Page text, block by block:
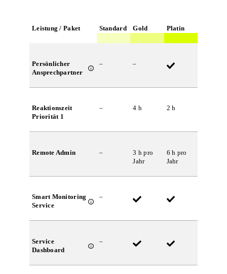
Leistung / Paket Standard Gold Platin
Persönlicher
Ansprechpartner
– –
Reaktionszeit
Priorität 1
– 4 h 2 h
Remote Admin –
3 h pro
Jahr
6 h pro
Jahr
Smart Monitoring
Service
–
Service
Dashboard
–